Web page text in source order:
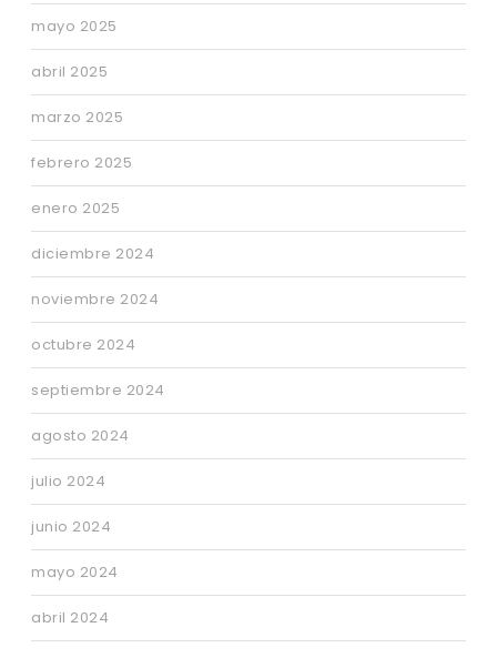
mayo 2025
abril 2025
marzo 2025
febrero 2025
enero 2025
diciembre 2024
noviembre 2024
octubre 2024
septiembre 2024
agosto 2024
julio 2024
junio 2024
mayo 2024
abril 2024